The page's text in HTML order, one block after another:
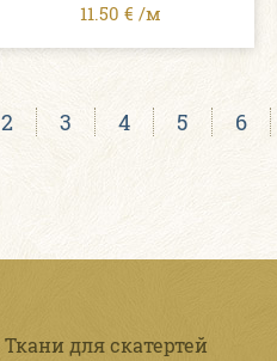
11.50 € /м
2 3 4 5 6
Ткани для скатертей